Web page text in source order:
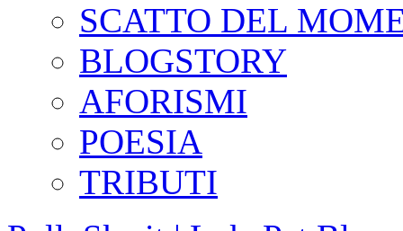
SCATTO DEL
BLOGSTORY
AFORISMI
POESIA
TRIBUTI